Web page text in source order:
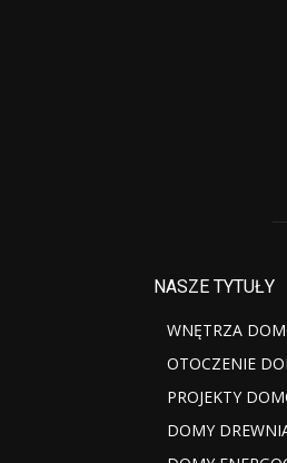
NASZE TYTUŁY
WNĘTRZA
OTOCZENIE
PROJEKTY
DOMY